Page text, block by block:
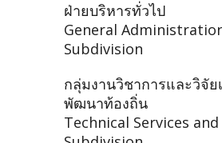
ฝ่ายบริหารทั่วไป
General
Subdivision
กลุ่มงานวิชาการและวิจัย
พัฒนาท้องถิ่น
Technical Services and